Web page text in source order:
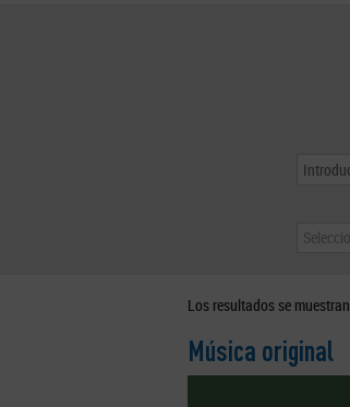
Los resultados se
Música original